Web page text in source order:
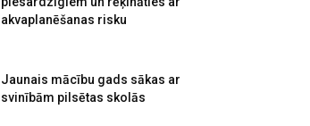
akvaplanēšanas risku
Jaunais mācību gads sākas ar
svinībām pilsētas skolās